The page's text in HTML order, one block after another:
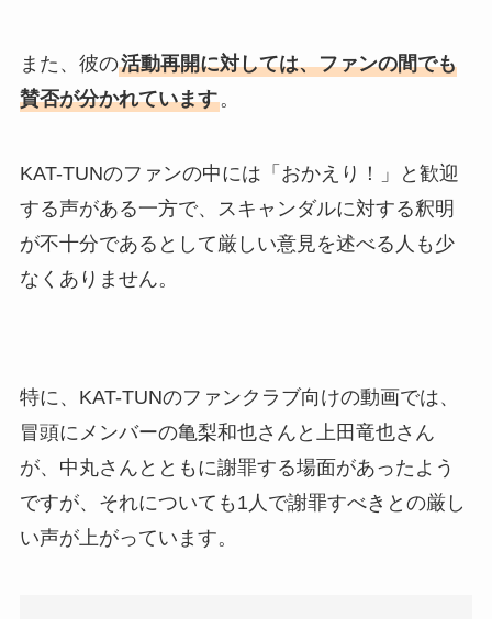
また、彼の活動再開に対しては、ファンの間でも
賛否が分かれています。
KAT-TUNのファンの中には「おかえり！」と歓迎
する声がある一方で、スキャンダルに対する釈明
が不十分であるとして厳しい意見を述べる人も少
なくありません。
特に、KAT-TUNのファンクラブ向けの動画では、
冒頭にメンバーの亀梨和也さんと上田竜也さん
が、中丸さんとともに謝罪する場面があったよう
ですが、それについても1人で謝罪すべきとの厳し
い声が上がっています。